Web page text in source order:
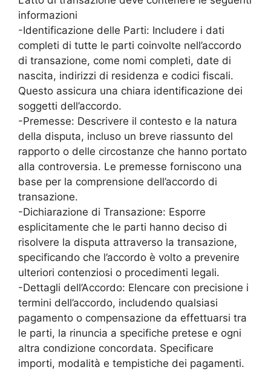
informazioni
-Identificazione delle Parti: Includere i dati
completi di tutte le parti coinvolte nell’accordo
di transazione, come nomi completi, date di
nascita, indirizzi di residenza e codici fiscali.
Questo assicura una chiara identificazione dei
soggetti dell’accordo.
-Premesse: Descrivere il contesto e la natura
della disputa, incluso un breve riassunto del
rapporto o delle circostanze che hanno portato
alla controversia. Le premesse forniscono una
base per la comprensione dell’accordo di
transazione.
-Dichiarazione di Transazione: Esporre
esplicitamente che le parti hanno deciso di
risolvere la disputa attraverso la transazione,
specificando che l’accordo è volto a prevenire
ulteriori contenziosi o procedimenti legali.
-Dettagli dell’Accordo: Elencare con precisione i
termini dell’accordo, includendo qualsiasi
pagamento o compensazione da effettuarsi tra
le parti, la rinuncia a specifiche pretese e ogni
altra condizione concordata. Specificare
importi, modalità e tempistiche dei pagamenti.